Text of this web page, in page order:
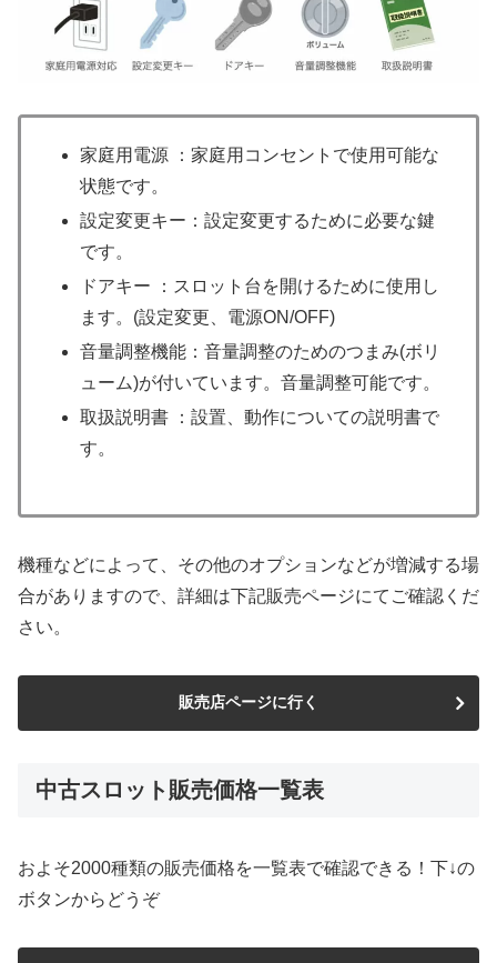
家庭用電源 ：家庭用コンセントで使用可能な
状態です。
設定変更キー：設定変更するために必要な鍵
です。
ドアキー ：スロット台を開けるために使用し
ます。(設定変更、電源ON/OFF)
音量調整機能：音量調整のためのつまみ(ボリ
ューム)が付いています。音量調整可能です。
取扱説明書 ：設置、動作についての説明書で
す。
機種などによって、その他のオプションなどが増減する場
合がありますので、詳細は下記販売ページにてご確認くだ
さい。
販売店ページに行く
中古スロット販売価格一覧表
およそ2000種類の販売価格を一覧表で確認できる！下↓の
ボタンからどうぞ